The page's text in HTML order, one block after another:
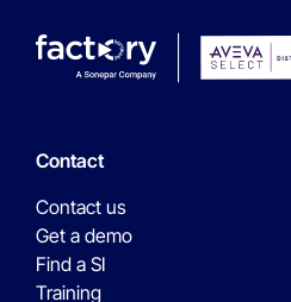
Contact
Contact us
Get a demo
Find a SI
Training